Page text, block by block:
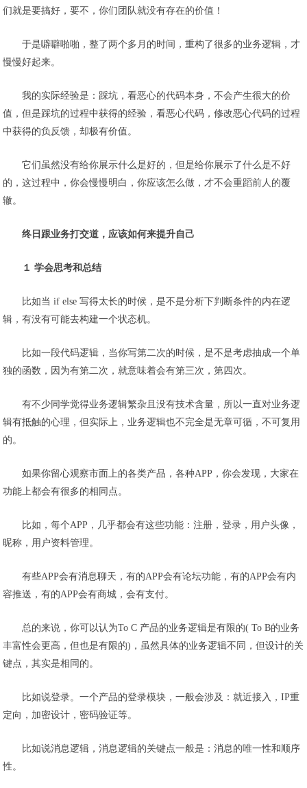
们就是要搞好，要不，你们团队就没有存在的价值！
于是噼噼啪啪，整了两个多月的时间，重构了很多的业务逻辑，才
慢慢好起来。
我的实际经验是：踩坑，看恶心的代码本身，不会产生很大的价
值，但是踩坑的过程中获得的经验，看恶心代码，修改恶心代码的过程
中获得的负反馈，却极有价值。
它们虽然没有给你展示什么是好的，但是给你展示了什么是不好
的，这过程中，你会慢慢明白，你应该怎么做，才不会重蹈前人的覆
辙。
终日跟业务打交道，应该如何来提升自己
１ 学会思考和总结
比如当 if else 写得太长的时候，是不是分析下判断条件的内在逻
辑，有没有可能去构建一个状态机。
比如一段代码逻辑，当你写第二次的时候，是不是考虑抽成一个单
独的函数，因为有第二次，就意味着会有第三次，第四次。
有不少同学觉得业务逻辑繁杂且没有技术含量，所以一直对业务逻
辑有抵触的心理，但实际上，业务逻辑也不完全是无章可循，不可复用
的。
如果你留心观察市面上的各类产品，各种APP ，你会发现，大家在
功能上都会有很多的相同点。
比如，每个APP ，几乎都会有这些功能：注册，登录，用户头像，
昵称，用户资料管理。
有些APP会有消息聊天，有的APP会有论坛功能，有的APP会有内
容推送，有的APP会有商城，会有支付。
总的来说，你可以认为To C 产品的业务逻辑是有限的( To B的业务
丰富性会更高，但也是有限的)，虽然具体的业务逻辑不同，但设计的关
键点，其实是相同的。
比如说登录。一个产品的登录模块，一般会涉及：就近接入，IP重
定向，加密设计，密码验证等。
比如说消息逻辑，消息逻辑的关键点一般是：消息的唯一性和顺序
性。